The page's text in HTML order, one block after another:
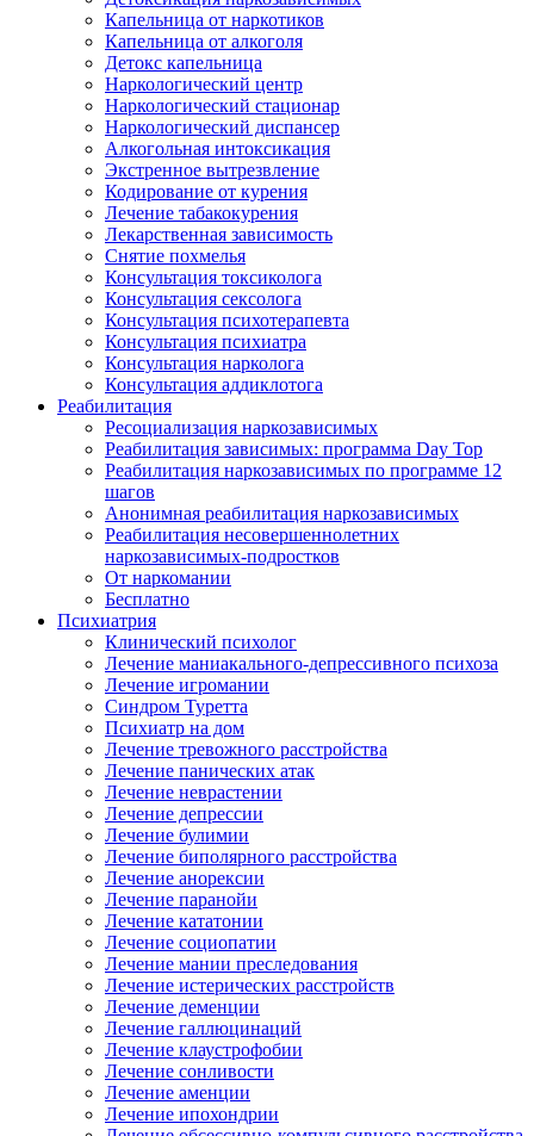
Капельница от наркотиков
Капельница от алкоголя
Детокс капельница
Наркологический центр
Наркологический стационар
Наркологический диспансер
Алкогольная интоксикация
Экстренное вытрезвление
Кодирование от курения
Лечение табакокурения
Лекарственная зависимость
Снятие похмелья
Консультация токсиколога
Консультация сексолога
Консультация психотерапевта
Консультация психиатра
Консультация нарколога
Консультация аддиклотога
Реабилитация
Ресоциализация наркозависимых
Реабилитация зависимых: программа Day Top
Реабилитация наркозависимых по программе 12
шагов
Анонимная реабилитация наркозависимых
Реабилитация несовершеннолетних
наркозависимых-подростков
От наркомании
Бесплатно
Психиатрия
Клинический психолог
Лечение маниакального-депрессивного психоза
Лечение игромании
Синдром Туретта
Психиатр на дом
Лечение тревожного расстройства
Лечение панических атак
Лечение неврастении
Лечение депрессии
Лечение булимии
Лечение биполярного расстройства
Лечение анорексии
Лечение паранойи
Лечение кататонии
Лечение социопатии
Лечение мании преследования
Лечение истерических расстройств
Лечение деменции
Лечение галлюцинаций
Лечение клаустрофобии
Лечение сонливости
Лечение аменции
Лечение ипохондрии